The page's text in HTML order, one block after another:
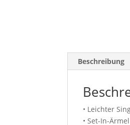
Beschreibung
• Leichter
• Set-In-Ärmel